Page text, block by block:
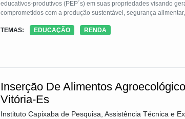
educativos-produtivos (PEP´s) em suas propriedades visando
comprometidos com a produção sustentável, segurança
comunidades nas quais estão inseridos permitindo o alcance da
TEMAS: EDUCAÇÃO RENDA
Inserção De Alimentos
Vitória-Es
Instituto Capixaba de Pesquisa, Assistência Técnica e